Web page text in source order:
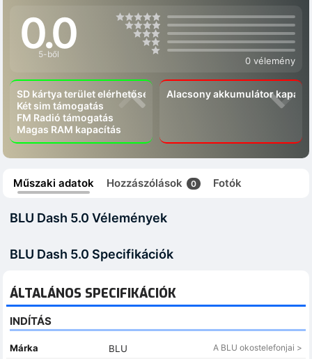
0.0
5-ből
0 vélemény
SD kártya terület elérhetőség
Két sim támogatás
FM Radió támogatás
Magas RAM kapacítás
Alacsony akkumulátor
Műszaki adatok Hozzászólások 0 Fotók
BLU Dash 5.0 Vélemények
BLU Dash 5.0 Specifikációk
ÁLTALÁNOS SPECIFIKÁCIÓK
INDÍTÁS
Márka BLU A BLU okostelefonjai >